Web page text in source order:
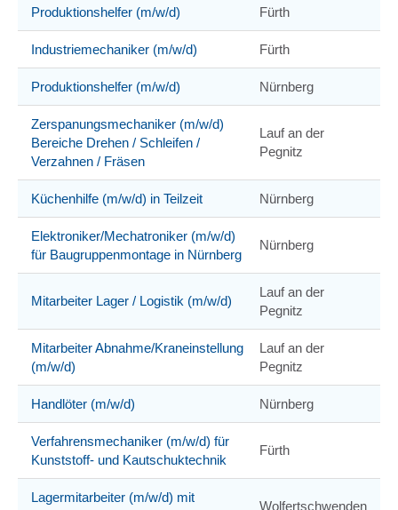
Produktionshelfer (m/w/d) Fürth
Industriemechaniker (m/w/d) Fürth
Produktionshelfer (m/w/d) Nürnberg
Zerspanungsmechaniker (m/w/d)
Bereiche Drehen / Schleifen /
Verzahnen / Fräsen
Lauf an der
Pegnitz
Küchenhilfe (m/w/d) in Teilzeit Nürnberg
Elektroniker/Mechatroniker (m/w/d)
für Baugruppenmontage in Nürnberg
Nürnberg
Mitarbeiter Lager / Logistik (m/w/d)
Lauf an der
Pegnitz
Mitarbeiter Abnahme/Kraneinstellung
(m/w/d)
Lauf an der
Pegnitz
Handlöter (m/w/d) Nürnberg
Verfahrensmechaniker (m/w/d) für
Kunststoff- und Kautschuktechnik
Fürth
Lagermitarbeiter (m/w/d) mit
Wolfertschwenden